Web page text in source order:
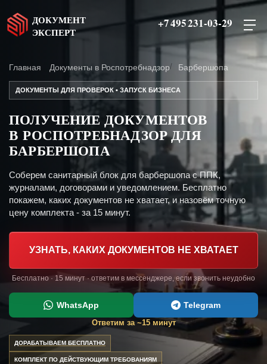
ДОКУМЕНТ
ЭКСПЕРТ
+7 495 231-03-29
Главная Документы в Роспотребнадзор Барбершопа
ДОКУМЕНТЫ ДЛЯ ПРОВЕРОК • ЗАПУСК БИЗНЕСА
ПОЛУЧЕНИЕ ДОКУМЕНТОВ
В РОСПОТРЕБНАДЗОР ДЛЯ
БАРБЕРШОПА
Соберем санитарный блок для барбершопа с ППК,
журналами, договорами и уведомлением. Бесплатно
покажем, каких документов не хватает, и назовём точную
цену комплекта - за 15 минут.
УЗНАТЬ, КАКИХ ДОКУМЕНТОВ НЕ ХВАТАЕТ
Бесплатно · 15 минут · ответим в мессенджере, если звонить неудобно
WhatsApp Telegram
Ответим за ~15 минут
ДОРАБАТЫВАЕМ БЕСПЛАТНО
КОМПЛЕКТ ПО ДЕЙСТВУЮЩИМ ТРЕБОВАНИЯМ